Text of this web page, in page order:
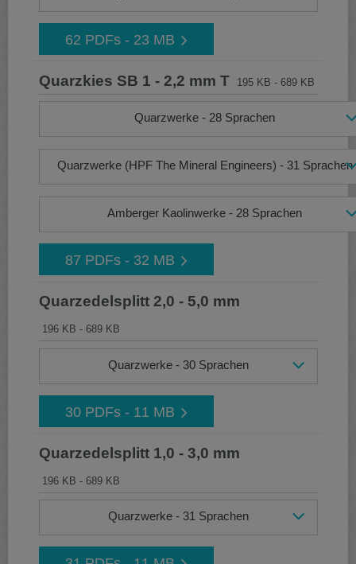
62 PDFs - 23 MB
Quarzkies SB 1 - 2,2 mm T 195 KB - 689 KB
Quarzwerke - 28 Sprachen
Quarzwerke (HPF The Mineral Engineers) - 31 Sprachen
Amberger Kaolinwerke - 28 Sprachen
87 PDFs - 32 MB
Quarzedelsplitt 2,0 - 5,0 mm
196 KB - 689 KB
Quarzwerke - 30 Sprachen
30 PDFs - 11 MB
Quarzedelsplitt 1,0 - 3,0 mm
196 KB - 689 KB
Quarzwerke - 31 Sprachen